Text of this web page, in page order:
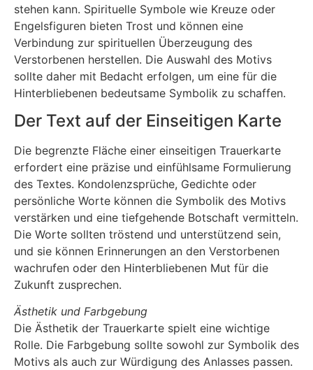
stehen kann. Spirituelle Symbole wie Kreuze oder
Engelsfiguren bieten Trost und können eine
Verbindung zur spirituellen Überzeugung des
Verstorbenen herstellen. Die Auswahl des Motivs
sollte daher mit Bedacht erfolgen, um eine für die
Hinterbliebenen bedeutsame Symbolik zu schaffen.
Der Text auf der Einseitigen Karte
Die begrenzte Fläche einer einseitigen Trauerkarte
erfordert eine präzise und einfühlsame Formulierung
des Textes. Kondolenzsprüche, Gedichte oder
persönliche Worte können die Symbolik des Motivs
verstärken und eine tiefgehende Botschaft vermitteln.
Die Worte sollten tröstend und unterstützend sein,
und sie können Erinnerungen an den Verstorbenen
wachrufen oder den Hinterbliebenen Mut für die
Zukunft zusprechen.
Ästhetik und Farbgebung
Die Ästhetik der Trauerkarte spielt eine wichtige
Rolle. Die Farbgebung sollte sowohl zur Symbolik des
Motivs als auch zur Würdigung des Anlasses passen.